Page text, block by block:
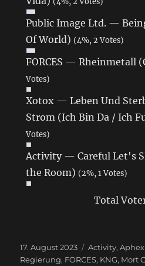
Public Image Ltd. —
Of World) (4%, 2 Votes)
FORCES — Rheinmetall
Votes)
Xotox — Leben Und
Strom (Ich Bin Da / Ich
Votes)
Activity — Careful Let's
the Room) (2%, 1 Votes)
Total
Veröffentlicht
am
17. August 2023 Schlagwörter
Activity,
Regierung, FORCES, KNG, Mort